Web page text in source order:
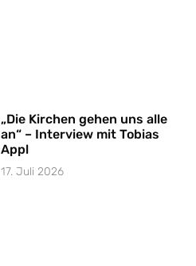
„Die Kirchen gehen uns alle
an“ – Interview mit Tobias
Appl
17. Juli 2026